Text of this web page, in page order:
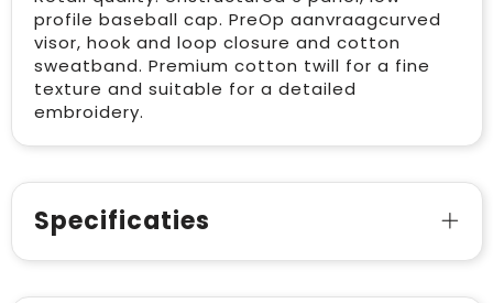
profile baseball cap. PreOp aanvraagcurved
visor, hook and loop closure and cotton
sweatband. Premium cotton twill for a fine
texture and suitable for a detailed
embroidery.
Specificaties